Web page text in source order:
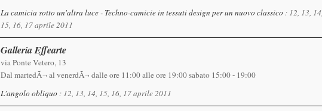
La camicia sotto un'altra luce - Techno-camicie in tessuti design per un nuovo classico: 12, 13, 14,
15, 16, 17 aprile 2011
Galleria Effearte
via Ponte Vetero, 13
Dal martedÃ¬ al venerdÃ¬ dalle ore 11:00 alle ore 19:00 sabato 15:00 - 19:00
L'angolo obliquo: 12, 13, 14, 15, 16, 17 aprile 2011